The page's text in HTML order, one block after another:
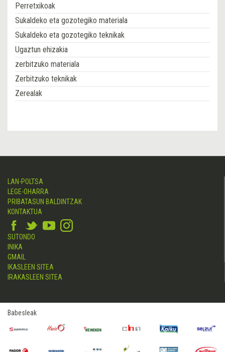
Perretxikoak
Sukaldeko eta gozotegiko materiala
Sukaldeko eta gozotegiko teknikak
Ugaztun ehizakia
zerbitzuko materiala
Zerbitzuko teknikak
Zerealak
LAN-POLTSA
LEGE-OHARRA
PRIBATASUN BALDINTZAK
KONTAKTUA
SUTONDO
INIKA
GMAIL
IKASLEEN SITEA
IRAKASLEEN SITEA
Babesleak